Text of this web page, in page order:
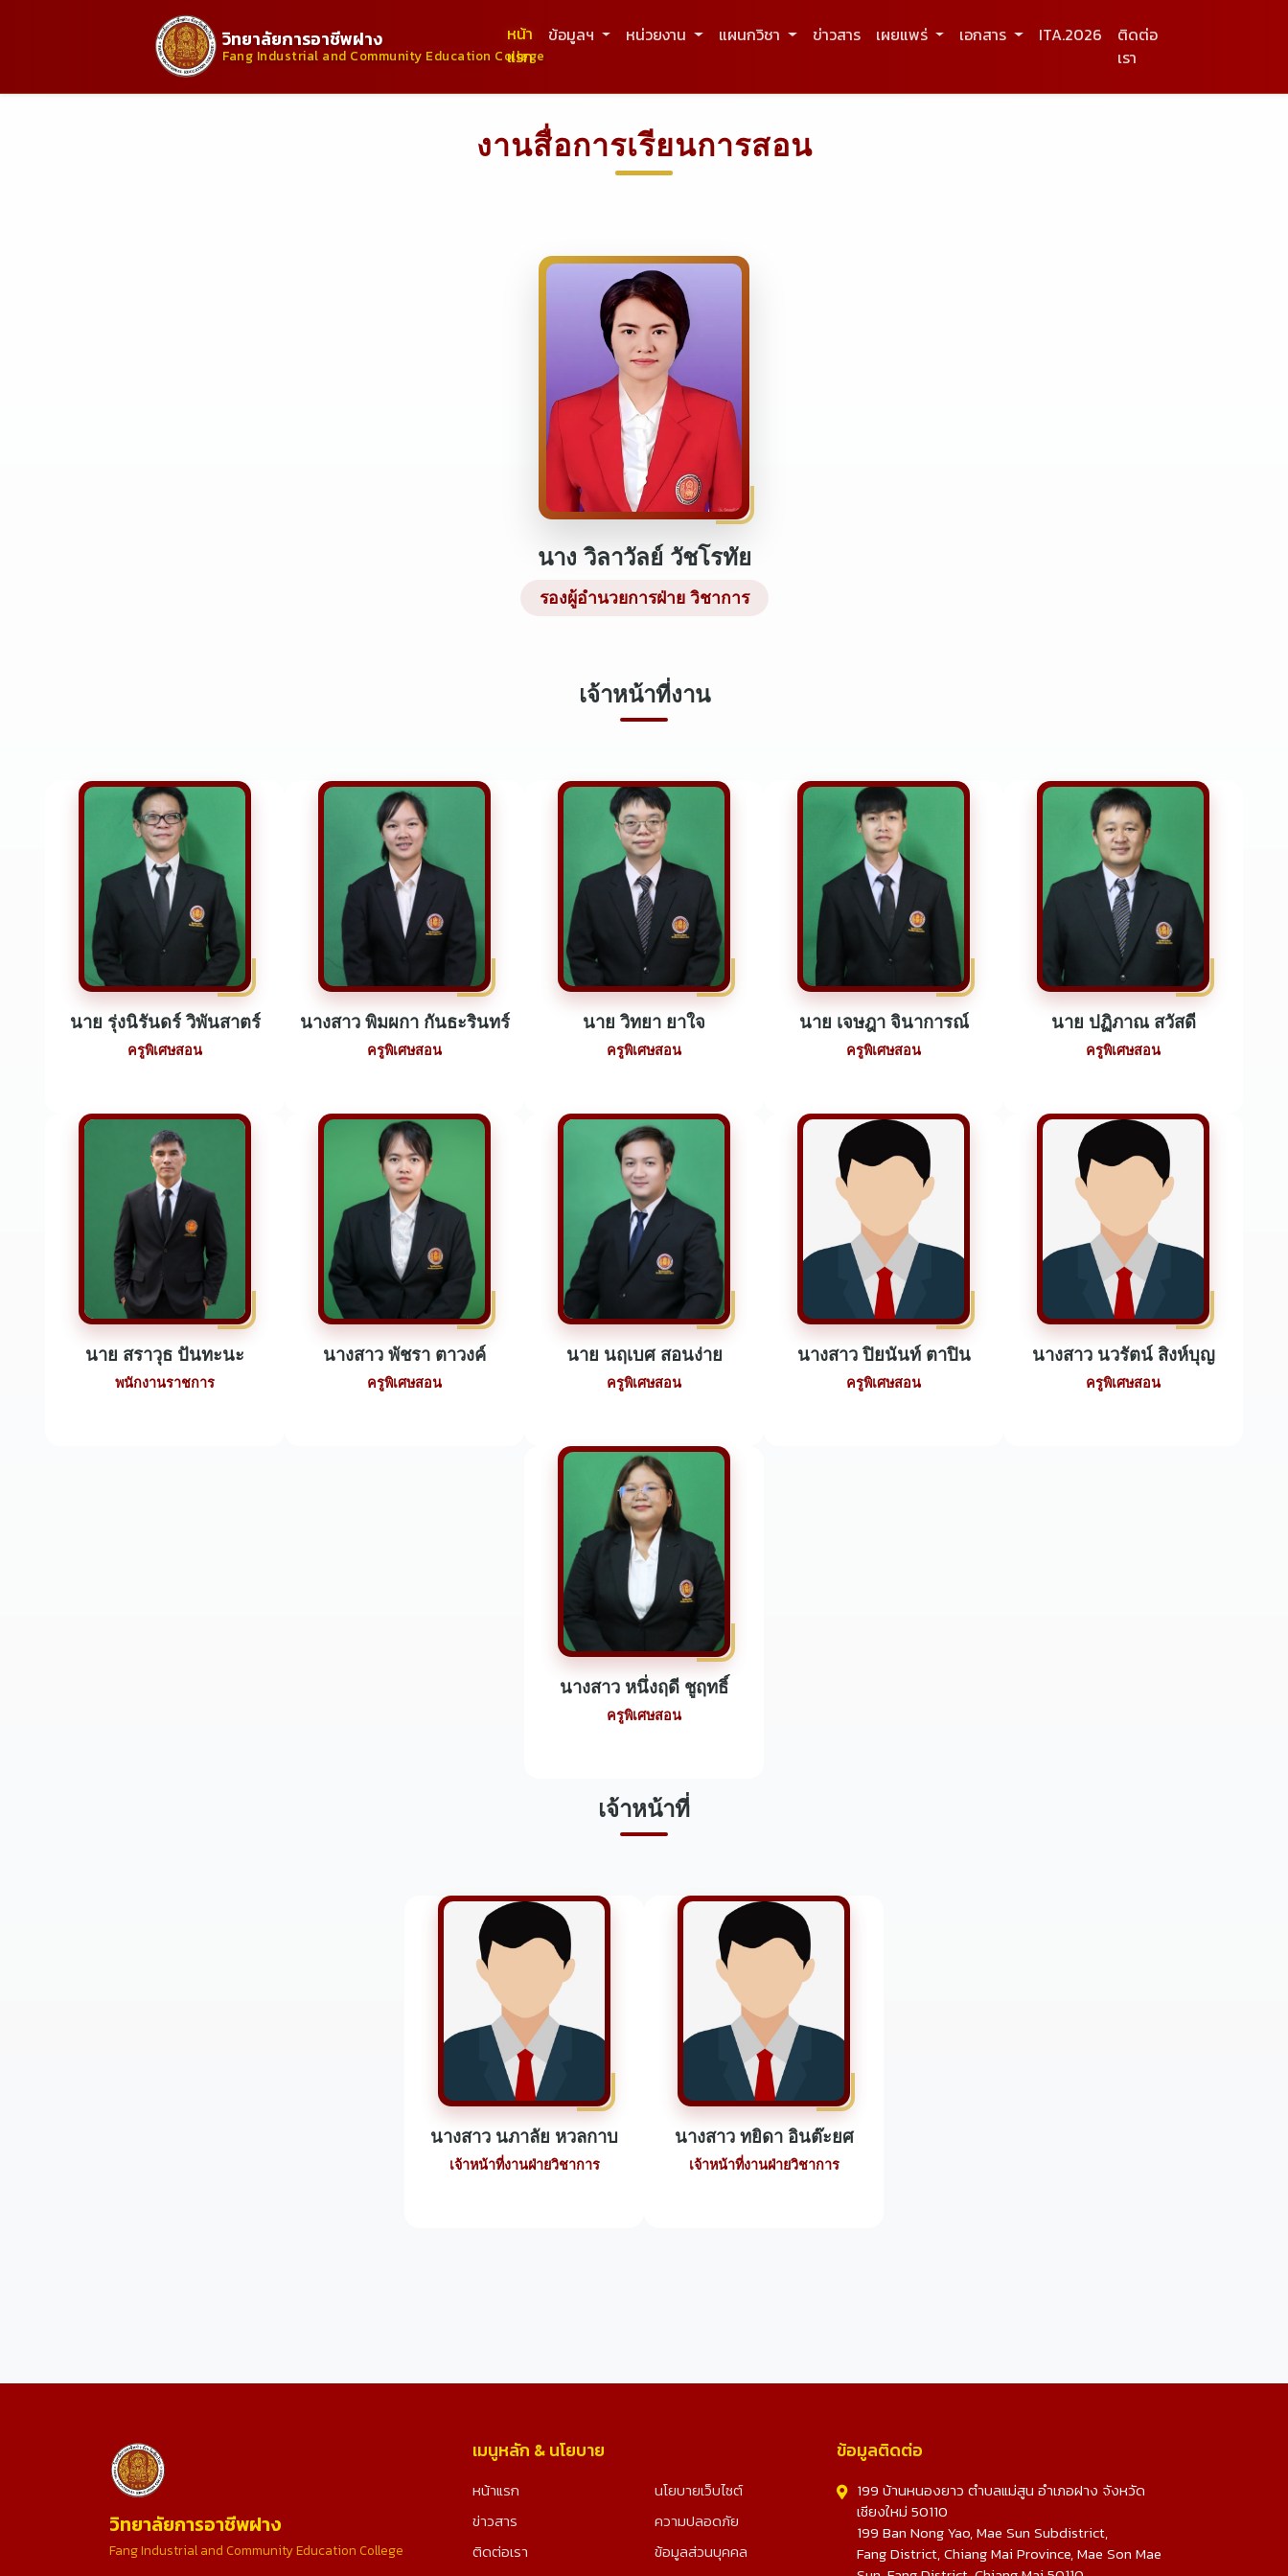
วิทยาลัยการอาชีพฝาง
Fang Industrial and Community Education College
หน้า
แรก
ข้อมูลฯ หน่วยงาน แผนกวิชา ข่าวสาร เผยแพร่ เอกสาร ITA.2026
ติดต่อ
เรา
งานสื่อการเรียนการสอน
นาง วิลาวัลย์ วัชโรทัย
รองผู้อำนวยการฝ่าย วิชาการ
เจ้าหน้าที่งาน
นาย รุ่งนิรันดร์ วิพันสาตร์
ครูพิเศษสอน
นางสาว พิมผกา กันธะรินทร์
ครูพิเศษสอน
นาย วิทยา ยาใจ
ครูพิเศษสอน
นาย เจษฎา จินาการณ์
ครูพิเศษสอน
นาย ปฏิภาณ สวัสดี
ครูพิเศษสอน
นาย สราวุธ ปันทะนะ
พนักงานราชการ
นางสาว พัชรา ตาวงค์
ครูพิเศษสอน
นาย นฤเบศ สอนง่าย
ครูพิเศษสอน
นางสาว ปิยนันท์ ตาปิน
ครูพิเศษสอน
นางสาว นวรัตน์ สิงห์บุญ
ครูพิเศษสอน
นางสาว หนึ่งฤดี ชูฤทธิ์
ครูพิเศษสอน
เจ้าหน้าที่
นางสาว นภาลัย หวลกาบ
เจ้าหน้าที่งานฝ่ายวิชาการ
นางสาว ทยิดา อินต๊ะยศ
เจ้าหน้าที่งานฝ่ายวิชาการ
วิทยาลัยการอาชีพฝาง
Fang Industrial and Community Education College
เมนูหลัก & นโยบาย
หน้าแรก
ข่าวสาร
ติดต่อเรา
นโยบายเว็บไซต์
ความปลอดภัย
ข้อมูลส่วนบุคคล
ข้อมูลติดต่อ
199 บ้านหนองยาว ตำบลแม่สูน อำเภอฝาง จังหวัด
เชียงใหม่ 50110
199 Ban Nong Yao, Mae Sun Subdistrict,
Fang District, Chiang Mai Province, Mae Son Mae